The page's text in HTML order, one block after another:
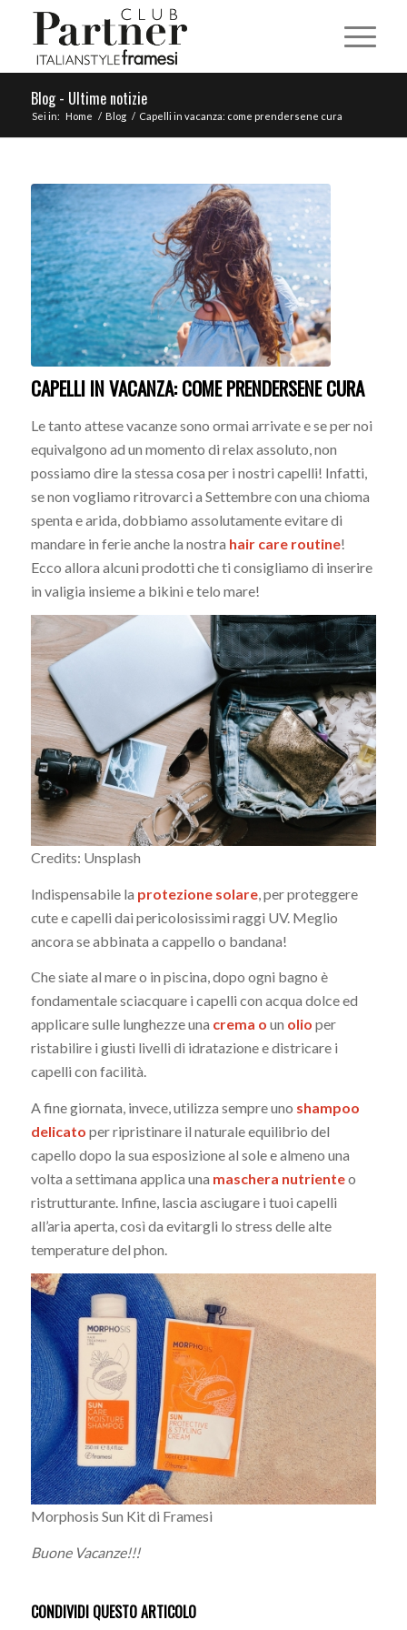
Blog - Ultime notizie
Sei in: Home / Blog / Capelli in vacanza: come prendersene cura
CAPELLI IN VACANZA: COME PRENDERSENE CURA
Le tanto attese vacanze sono ormai arrivate e se per noi
equivalgono ad un momento di relax assoluto, non
possiamo dire la stessa cosa per i nostri capelli! Infatti,
se non vogliamo ritrovarci a Settembre con una chioma
spenta e arida, dobbiamo assolutamente evitare di
mandare in ferie anche la nostra hair care routine!
Ecco allora alcuni prodotti che ti consigliamo di inserire
in valigia insieme a bikini e telo mare!
Credits: Unsplash
Indispensabile la protezione solare, per proteggere
cute e capelli dai pericolosissimi raggi UV. Meglio
ancora se abbinata a cappello o bandana!
Che siate al mare o in piscina, dopo ogni bagno è
fondamentale sciacquare i capelli con acqua dolce ed
applicare sulle lunghezze una crema o un olio per
ristabilire i giusti livelli di idratazione e districare i
capelli con facilità.
A fine giornata, invece, utilizza sempre uno shampoo
delicato per ripristinare il naturale equilibrio del
capello dopo la sua esposizione al sole e almeno una
volta a settimana applica una maschera nutrienteo
ristrutturante. Infine, lascia asciugare i tuoi capelli
all’aria aperta, così da evitargli lo stress delle alte
temperature del phon.
Morphosis Sun Kit di Framesi
Buone Vacanze!!!
CONDIVIDI QUESTO ARTICOLO